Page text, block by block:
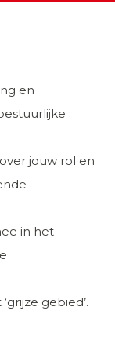
en
jouw rol en
in het
gebied’.